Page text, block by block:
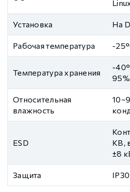
Установка На
Рабочая температура -
Температура хранения
-
Относительная
влажность
ESD
КВ,
±8
Защита IP30